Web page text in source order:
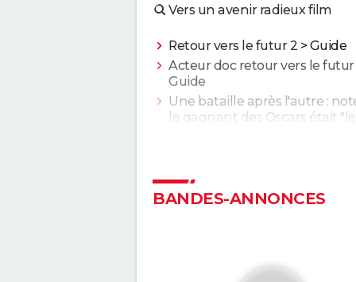
Vers un avenir radieux film
Retour vers le futur 2 > Guide
Acteur doc retour vers le futur
Guide
Une bataille après l'autre :
le gagnant des Oscars était
annonce, casting, intrigue, avis...
Tout sur le film
BANDES-ANNONCES